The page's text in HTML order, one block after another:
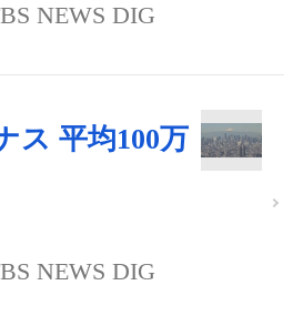
NEWS DIG
ス 平均100万
NEWS DIG